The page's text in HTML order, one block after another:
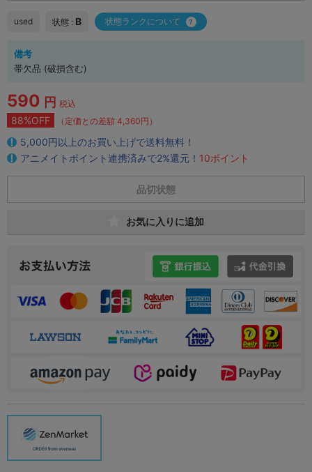
used 状態 : B 状態ランクについて
備考
帯欠品 (破損含む)
590 円 税込
88%OFF （定価との差額 4,360円）
5,000円以上のお買い上げで送料無料！
アニメイトポイント連携済みで2%還元！ 10ポイント
品切状態
お気に入りに追加